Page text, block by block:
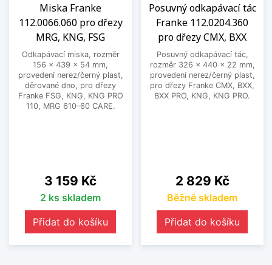
Miska Franke
112.0066.060 pro dřezy
MRG, KNG, FSG
Odkapávací miska, rozměr
156 x 439 x 54 mm,
provedení nerez/černý plast,
děrované dno, pro dřezy
Franke FSG, KNG, KNG PRO
110, MRG 610-60 CARE.
Cena
3 159 Kč
2 ks skladem
Přidat do košíku
Posuvný odkapávací tác
Franke 112.0204.360
pro dřezy CMX, BXX
Posuvný odkapávací tác,
rozměr 326 x 440 x 22 mm,
provedení nerez/černý plast,
pro dřezy Franke CMX, BXX,
BXX PRO, KNG, KNG PRO.
Cena
2 829 Kč
Běžně skladem
Přidat do košíku